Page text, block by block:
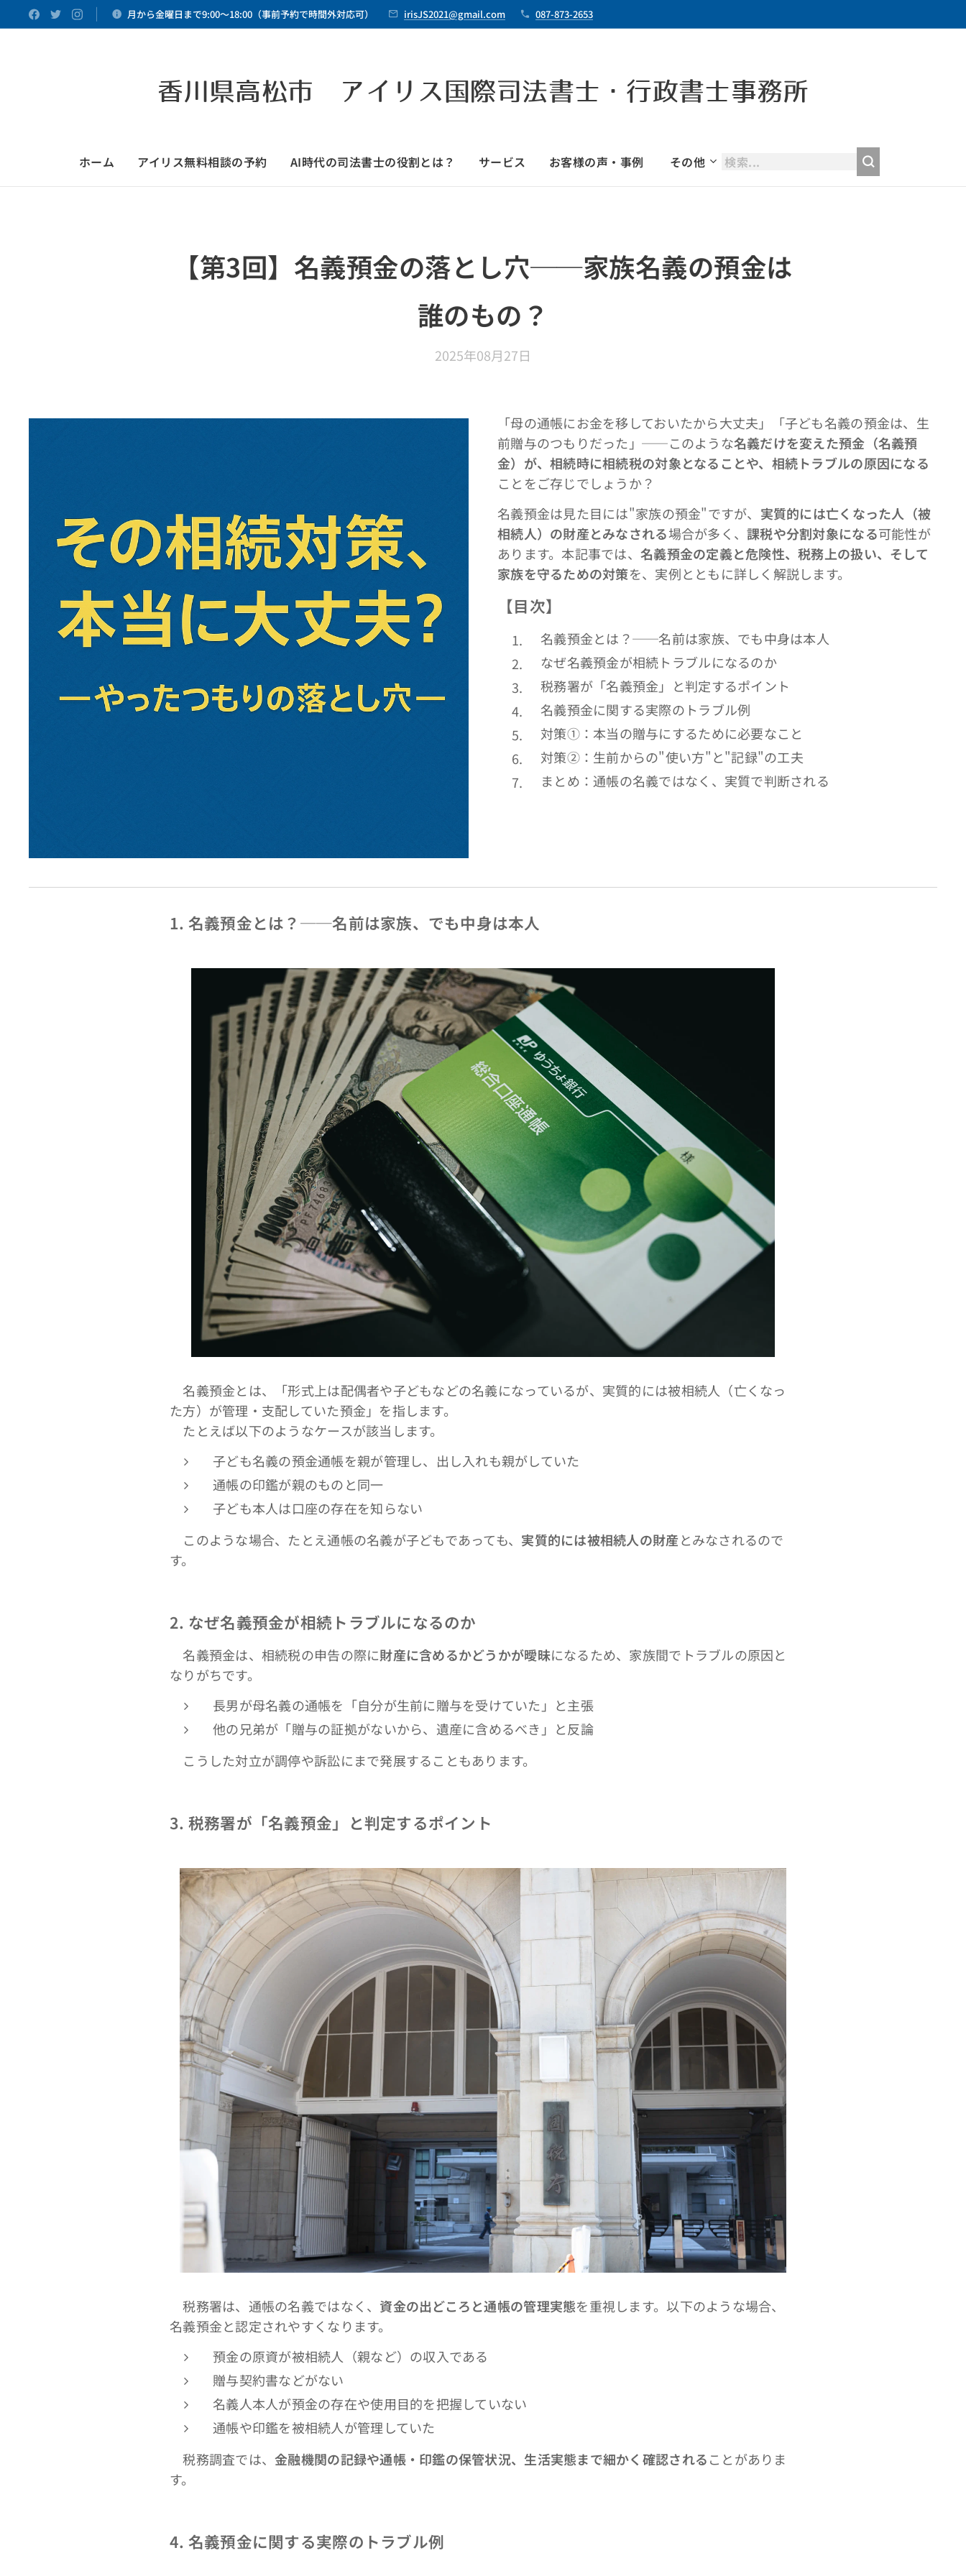
月から金曜日まで9:00～18:00（事前予約で時間外対応可） irisJS2021@gmail.com 087-873-2653
香川県高松市 アイリス国際司法書士・行政書士事務所
ホーム アイリス無料相談の予約 AI時代の司法書士の役割とは？ サービス お客様の声・事例 その他
【第3回】名義預金の落とし穴──家族名義の預金は
誰のもの？
2025年08月27日
「母の通帳にお金を移しておいたから大丈夫」「子ども名義の預金は、生
前贈与のつもりだった」──このような名義だけを変えた預金（名義預
金）が、相続時に相続税の対象となることや、相続トラブルの原因になる
ことをご存じでしょうか？
名義預金は見た目には"家族の預金"ですが、 実質的には亡くなった人（被
相続人）の財産とみなされる場合が多く、課税や分割対象になる可能性が
あります。本記事では、 名義預金の定義と危険性、税務上の扱い、そして
家族を守るための対策を、実例とともに詳しく解説します。
【目次】
名義預金とは？──名前は家族、でも中身は本人
なぜ名義預金が相続トラブルになるのか
税務署が「名義預金」と判定するポイント
名義預金に関する実際のトラブル例
対策①：本当の贈与にするために必要なこと
対策②：生前からの"使い方"と"記録"の工夫
まとめ：通帳の名義ではなく、実質で判断される
1. 名義預金とは？──名前は家族、でも中身は本人
名義預金とは、「形式上は配偶者や子どもなどの名義になっているが、実質的には被相続人（亡くなっ
た方）が管理・支配していた預金」を指します。
たとえば以下のようなケースが該当します。
子ども名義の預金通帳を親が管理し、出し入れも親がしていた
通帳の印鑑が親のものと同一
子ども本人は口座の存在を知らない
このような場合、たとえ通帳の名義が子どもであっても、 実質的には被相続人の財産とみなされるので
す。
2. なぜ名義預金が相続トラブルになるのか
名義預金は、相続税の申告の際に財産に含めるかどうかが曖昧になるため、家族間でトラブルの原因と
なりがちです。
長男が母名義の通帳を「自分が生前に贈与を受けていた」と主張
他の兄弟が「贈与の証拠がないから、遺産に含めるべき」と反論
こうした対立が調停や訴訟にまで発展することもあります。
3. 税務署が「名義預金」と判定するポイント
税務署は、通帳の名義ではなく、 資金の出どころと通帳の管理実態を重視します。以下のような場合、
名義預金と認定されやすくなります。
預金の原資が被相続人（親など）の収入である
贈与契約書などがない
名義人本人が預金の存在や使用目的を把握していない
通帳や印鑑を被相続人が管理していた
税務調査では、金融機関の記録や通帳・印鑑の保管状況、生活実態まで細かく確認されることがありま
す。
4. 名義預金に関する実際のトラブル例